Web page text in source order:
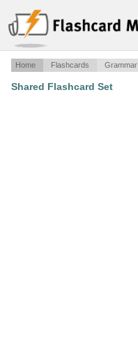
Home Flashcards Grammar
Shared Flashcard Set